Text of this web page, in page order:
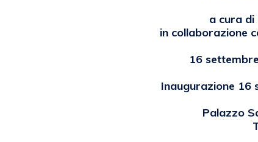
a cura di
in collaborazione
16
Inaugurazione 16
Palazzo